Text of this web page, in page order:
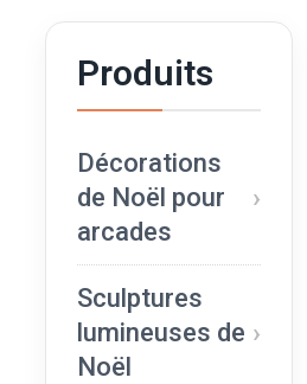
Produits
Décorations
de Noël pour
arcades
Sculptures
lumineuses de
Noël